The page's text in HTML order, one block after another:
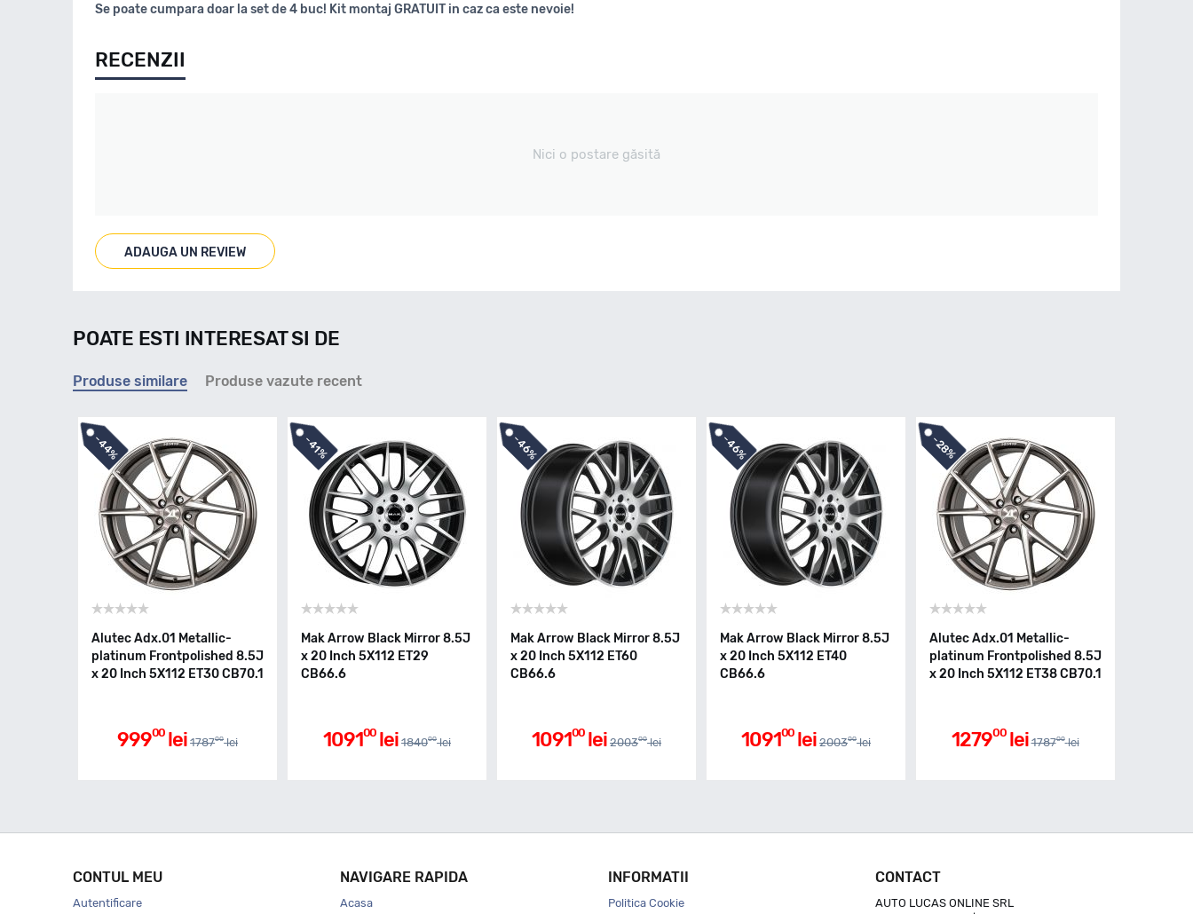
Se poate cumpara doar la set de 4 buc! Kit montaj GRATUIT in caz ca este nevoie!
RECENZII
Nici o postare găsită
ADAUGA UN REVIEW
POATE ESTI INTERESAT SI DE
Produse similare Produse vazute recent
-44%
Alutec Adx.01 Metallic-
platinum Frontpolished 8.5J
x 20 Inch 5X112 ET30 CB70.1
99900 lei 178700 lei
-41%
Mak Arrow Black Mirror 8.5J
x 20 Inch 5X112 ET29
CB66.6
109100 lei 184000 lei
-46%
Mak Arrow Black Mirror 8.5J
x 20 Inch 5X112 ET60
CB66.6
109100 lei 200300 lei
-46%
Mak Arrow Black Mirror 8.5J
x 20 Inch 5X112 ET40
CB66.6
109100 lei 200300 lei
-28%
Alutec Adx.01 Metallic-
platinum Frontpolished 8.5J
x 20 Inch 5X112 ET38 CB70.1
127900 lei 178700 lei
CONTUL MEU
Autentificare
NAVIGARE RAPIDA
Acasa
INFORMATII
Politica Cookie
CONTACT
AUTO LUCAS ONLINE SRL